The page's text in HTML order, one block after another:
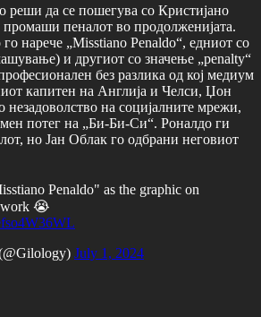
реши да се пошегува со Кристијано
промаши пеналот во продолженијата.
нарече „Misstiano Penaldo“, едниот со
и другиот со значење „penalty“
без разлика од кој медиум
капитен на Англија и Челси, Џон
незадоволство на социјалните мрежи,
потег на „Би-Би-Си“. Роналдо ги
но Јан Облак го одбрани неговиот
Penaldo" as the graphic on
😭
July 1, 2024